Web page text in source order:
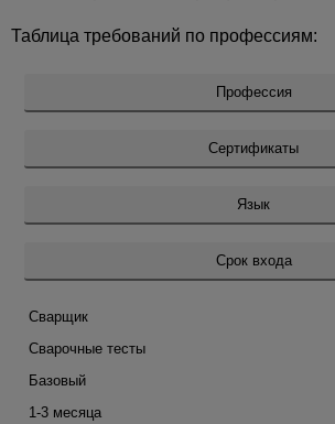
Таблица требований по профессиям:
Профессия
Сертификаты
Язык
Срок входа
Сварщик
Сварочные тесты
Базовый
1-3 месяца